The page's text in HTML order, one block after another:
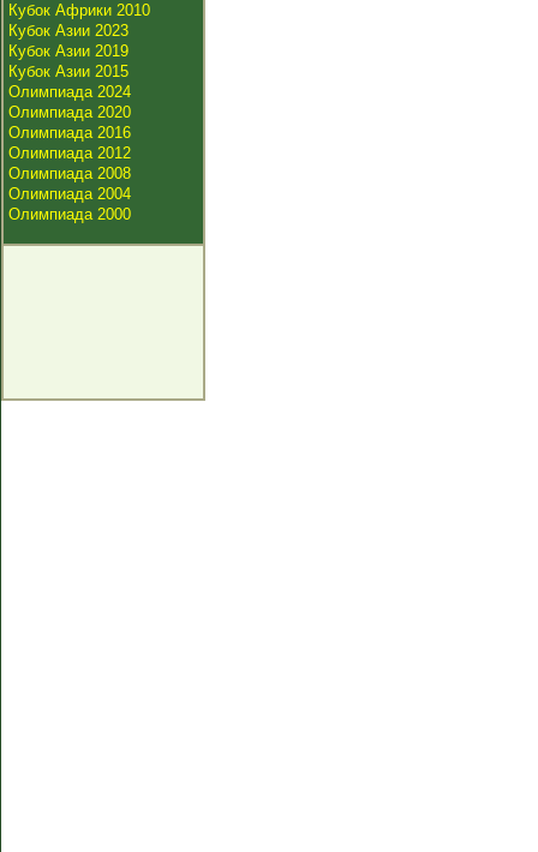
Кубок Африки 2010
Кубок Азии 2023
Кубок Азии 2019
Кубок Азии 2015
Олимпиада 2024
Олимпиада 2020
Олимпиада 2016
Олимпиада 2012
Олимпиада 2008
Олимпиада 2004
Олимпиада 2000